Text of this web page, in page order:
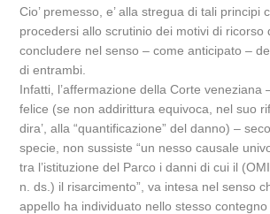
Cio’ premesso, e’ alla stregua di tali principi
procedersi allo scrutinio dei motivi di ricorso
concludere nel senso – come anticipato –
di entrambi.
Infatti, l’affermazione della Corte veneziana
felice (se non addirittura equivoca, nel suo
dira’, alla “quantificazione” del danno) –
specie, non sussiste “un nesso causale
tra l’istituzione del Parco i danni di cui il
n. ds.) il risarcimento”, va intesa nel senso
appello ha individuato nello stesso